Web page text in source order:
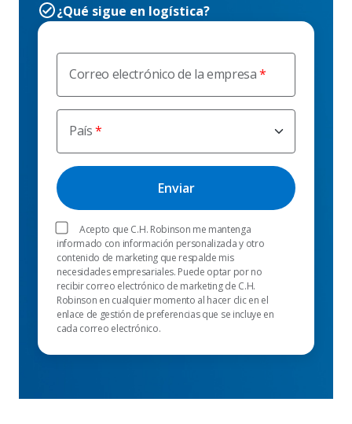
Correo electrónico de la empresa
País
Acepto que C.H. Robinson me mantenga
informado con información personalizada y otro
contenido de marketing que respalde mis
necesidades empresariales. Puede optar por no
recibir correo electrónico de marketing de C.H.
Robinson en cualquier momento al hacer clic en el
enlace de gestión de preferencias que se incluye en
cada correo electrónico.
¿Qué sigue en logística?